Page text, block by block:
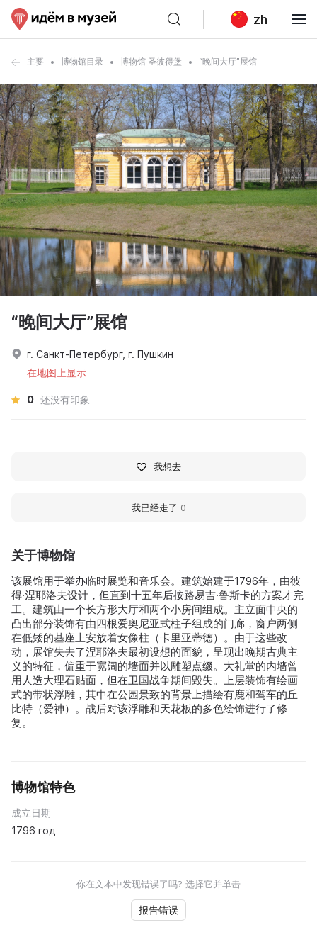
zh
主要 博物馆目录 博物馆 圣彼得堡 “晚间大厅”展馆
关于博物馆
该展馆用于举办临时展览和音乐会。建筑始建于1796年，由彼
得·涅耶洛夫设计，但直到十五年后按路易吉·鲁斯卡的方案才完
工。建筑由一个长方形大厅和两个小房间组成。主立面中央的
凸出部分装饰有由四根爱奥尼亚式柱子组成的门廊，窗户两侧
在低矮的基座上安放着女像柱（卡里亚蒂德）。由于这些改
动，展馆失去了涅耶洛夫最初设想的面貌，呈现出晚期古典主
义的特征，偏重于宽阔的墙面并以雕塑点缀。大礼堂的内墙曾
用人造大理石贴面，但在卫国战争期间毁失。上层装饰有绘画
式的带状浮雕，其中在公园景致的背景上描绘有鹿和驾车的丘
比特（爱神）。战后对该浮雕和天花板的多色绘饰进行了修
复。
博物馆特色
成立日期
1796 год
你在文本中发现错误了吗? 选择它并单击
报告错误
“晚间大厅”展馆
г. Санкт-Петербург, г. Пушкин
在地图上显示
0 还没有印象
我想去
我已经走了 0